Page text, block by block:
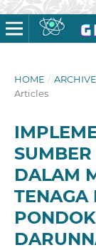
HOME /
Articles
DALAM
TENAGA